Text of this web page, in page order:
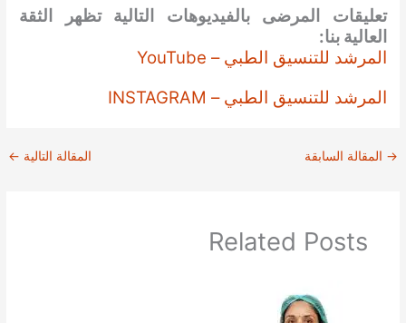
تعليقات المرضى بالفيديوهات التالية تظهر الثقة
العالية بنا:
المرشد للتنسيق الطبي – YouTube
المرشد للتنسيق الطبي – INSTAGRAM
→ المقالة السابقة المقالة التالية ←
Related Posts